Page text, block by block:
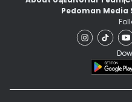
Pedoman Media